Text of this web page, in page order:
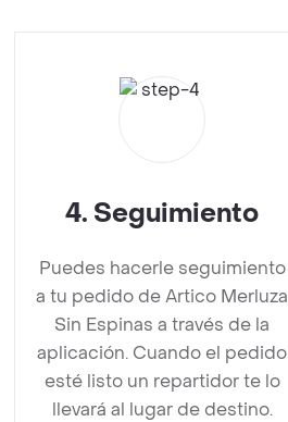
4. Seguimiento
Puedes hacerle seguimiento
a tu pedido de Artico Merluza
Sin Espinas a través de la
aplicación. Cuando el pedido
esté listo un repartidor te lo
llevará al lugar de destino.